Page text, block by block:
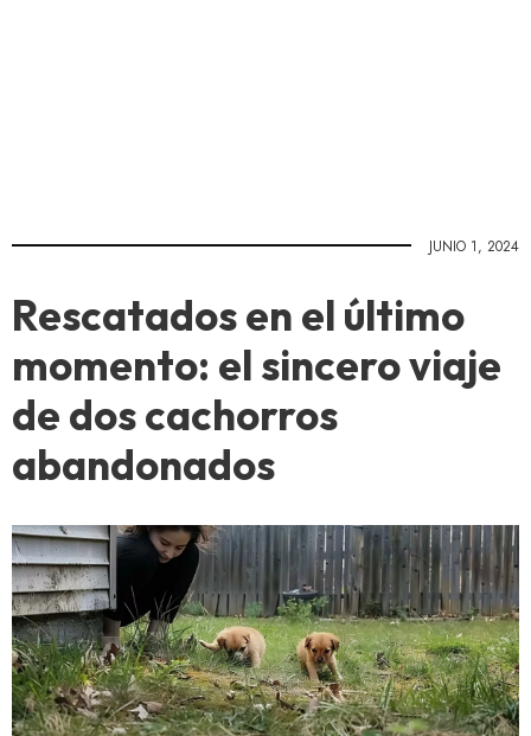
JUNIO 1, 2024
Rescatados en el último
momento: el sincero viaje
de dos cachorros
abandonados